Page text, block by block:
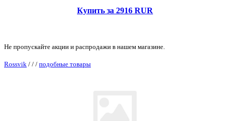
Купить за 2916 RUR
Не пропускайте акции и распродажи в нашем магазине.
Rossvik / / / подобные товары